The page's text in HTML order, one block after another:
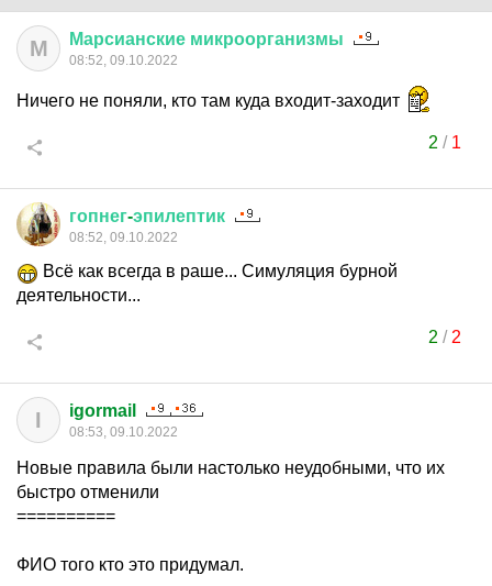
М Марсианские микроорганизмы
08:52, 09.10.2022
Ничего не поняли, кто там куда входит-заходит
2 / 1
гопнег-эпилептик
08:52, 09.10.2022
Всё как всегда в раше... Симуляция бурной
деятельности...
2 / 2
I igormail
08:53, 09.10.2022
Новые правила были настолько неудобными, что их
быстро отменили
==========
ФИО того кто это придумал.